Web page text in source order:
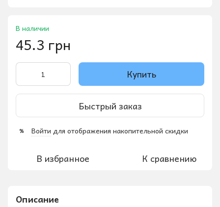
В наличии
45.3 грн
Купить
Быстрый заказ
% Войти для отображения накопительной скидки
В избранное К сравнению
Описание